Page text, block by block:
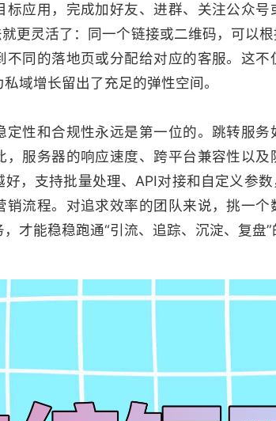
标应用，完成加好友、进群、关注公众
就更灵活了：同一个链接或二维码，可以
不同的落地页或分配给对应的客服。这
域增长留出了充足的弹性空间。
定性和合规性永远是第一位的。跳转服
，服务器的响应速度、跨平台兼容性以及
，支持批量处理、API对接和自定义参
销流程。对追求效率的团队来说，挑一
才能稳稳跑通“引流、追踪、沉淀、复盘”